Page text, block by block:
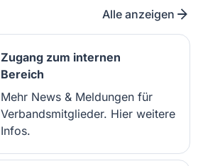
Alle anzeigen
Zugang zum internen
Bereich
Mehr News & Meldungen für
Verbandsmitglieder. Hier weitere
Infos.